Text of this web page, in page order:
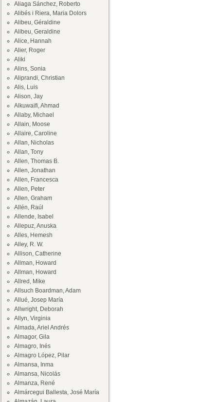
Aliaga Sánchez, Roberto
Alibés i Riera, Maria Dolors
Alibeu, Géraldine
Alibeu, Geraldine
Alice, Hannah
Alier, Roger
Aliki
Alins, Sonia
Aliprandi, Christian
Alis, Luis
Alison, Jay
Alkuwaifi, Ahmad
Allaby, Michael
Allain, Moose
Allaire, Caroline
Allan, Nicholas
Allan, Tony
Allen, Thomas B.
Allen, Jonathan
Allen, Francesca
Allen, Peter
Allen, Graham
Allén, Raúl
Allende, Isabel
Allepuz, Anuska
Alles, Hemesh
Alley, R. W.
Allison, Catherine
Allman, Howard
Allman, Howard
Allred, Mike
Allsuch Boardman, Adam
Allué, Josep María
Allwright, Deborah
Allyn, Virginia
Almada, Ariel Andrés
Almagor, Gila
Almagro, Inés
Almagro López, Pilar
Almansa, Inma
Almansa, Nicolás
Almanza, René
Almárcegui Ballesta, José María